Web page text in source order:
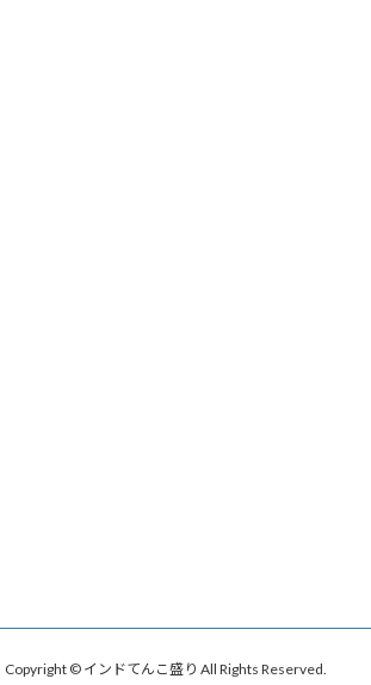
Copyright © インドてんこ盛り All Rights Reserved.